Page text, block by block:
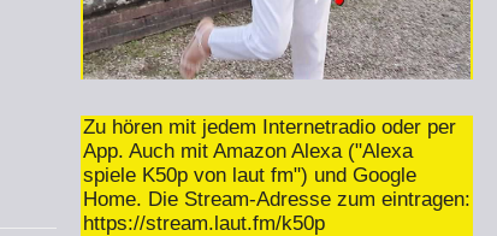
Zu hören mit jedem Internetradio oder per
App. Auch mit Amazon Alexa ("Alexa
spiele K50p von laut fm") und Google
Home. Die Stream-Adresse zum eintragen:
https://stream.laut.fm/k50p